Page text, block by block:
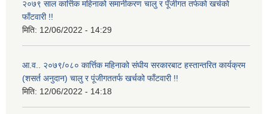
२०७९ साल कार्त्तिक महिनाको समानीकरण चालु र पूँजीगत तर्फको खर्चको
फाँटवारी !!
मिति: 12/06/2022 - 14:29
आ.व.. २०७९/०८० कार्त्तिक महिनाको संघीय सरकारबाट हस्तान्तरित कार्यक्रम
(शसर्त अनुदान) चालु र पूंजीगततर्फ खर्चको फाँटवारी !!
मिति: 12/06/2022 - 14:18